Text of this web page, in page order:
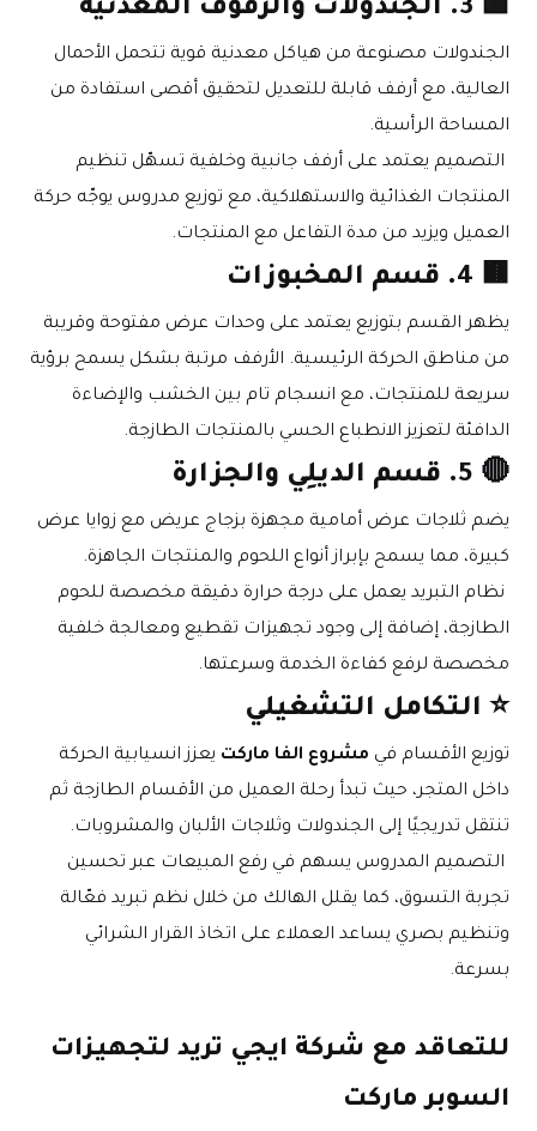
🟩 3. الجندولات والرفوف المعدنية
المساحة الرأسية.
العميل ويزيد من مدة التفاعل مع المنتجات.
🟫 4. قسم المخبوزات
الدافئة لتعزيز الانطباع الحسي بالمنتجات الطازجة.
🔴 5. قسم الديلِي والجزارة
كبيرة، مما يسمح بإبراز أنواع اللحوم والمنتجات الجاهزة.
مخصصة لرفع كفاءة الخدمة وسرعتها.
⭐ التكامل التشغيلي
توزيع الأقسام في مشروع الفا ماركت
تنتقل تدريجيًا إلى الجندولات وثلاجات الألبان والمشروبات.
بسرعة.
السوبر ماركت